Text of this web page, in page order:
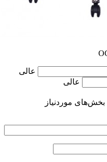
عالی
عالی
بخش‌های موردنیاز